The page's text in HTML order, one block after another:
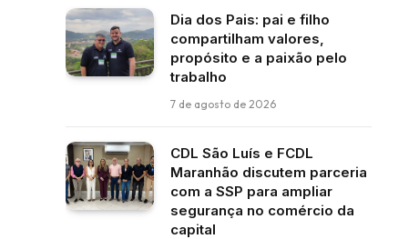
Dia dos Pais: pai e filho
compartilham valores,
propósito e a paixão pelo
trabalho
7 de agosto de 2026
CDL São Luís e FCDL
Maranhão discutem parceria
com a SSP para ampliar
segurança no comércio da
capital